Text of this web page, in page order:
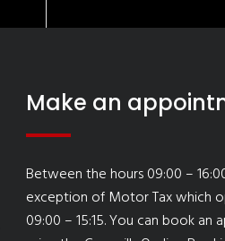
Make an
Between the hours 09:00 –
exception of Motor Tax which
09:00 – 15:15. You can book